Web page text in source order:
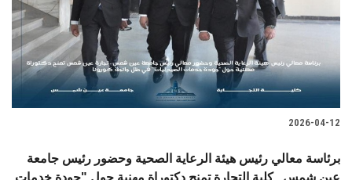
2026-04-12
برئاسة معالي رئيس هيئة الرعاية الصحية وحضور رئيس جامعة
عين شمس.. كلية التجارة تمنح دكتوراة مهنية حول "جودة خدمات